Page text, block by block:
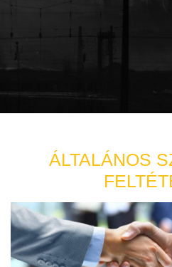
ÁLTALÁNOS